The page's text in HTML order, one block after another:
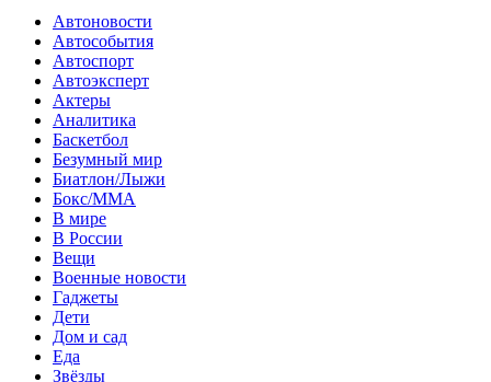
Автоновости
Автособытия
Автоспорт
Автоэксперт
Актеры
Аналитика
Баскетбол
Безумный мир
Биатлон/Лыжи
Бокс/MMA
В мире
В России
Вещи
Военные новости
Гаджеты
Дети
Дом и сад
Еда
Звёзды